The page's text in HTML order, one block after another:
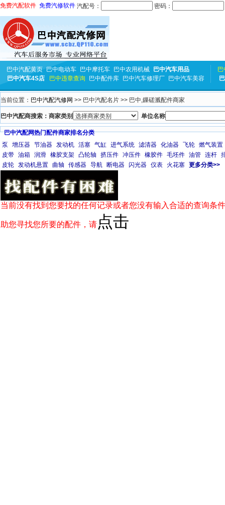
免费汽配软件 免费汽修软件 汽配号： 密码：
巴中汽配黄页 巴中电动车 巴中摩托车 巴中农用机械
巴中汽车用品
巴中汽车4S店
巴中违章查询 巴中配件库 巴中汽车修理厂 巴中汽车美容
当前位置： 巴中汽配汽修网 >> 巴中汽配名片 >> 巴中,鏁磋溅配件商家
巴中汽配商搜索：商家类别 单位名称
巴中汽配网热门配件商家排名分类
泵
增压器 节油器 发动机 活塞 气缸 进气系统 滤清器 化油器 飞轮 燃气装置
皮带 油箱 润滑 橡胶支架 凸轮轴 挤压件 冲压件 橡胶件 毛坯件 油管 连杆
皮轮 发动机悬置 曲轴 传感器 导航 断电器 闪光器 仪表 火花塞 更多分类>>
当前没有找到您要找的任何记录或者您没有输入合适的查询条
助您寻找您所要的配件，请 点击